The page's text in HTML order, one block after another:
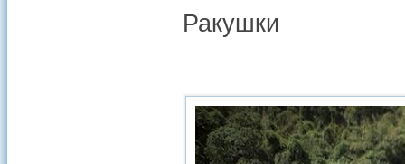
Ракушки